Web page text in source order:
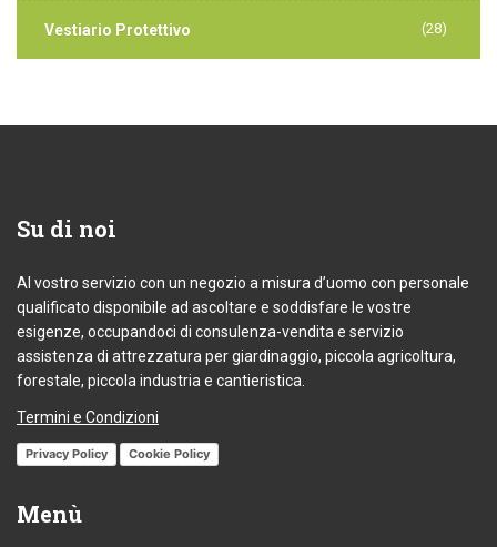
Vestiario Protettivo (28)
Su di noi
Al vostro servizio con un negozio a misura d’uomo con personale
qualificato disponibile ad ascoltare e soddisfare le vostre
esigenze, occupandoci di consulenza-vendita e servizio
assistenza di attrezzatura per giardinaggio, piccola agricoltura,
forestale, piccola industria e cantieristica.
Termini e Condizioni
Privacy Policy Cookie Policy
Menù